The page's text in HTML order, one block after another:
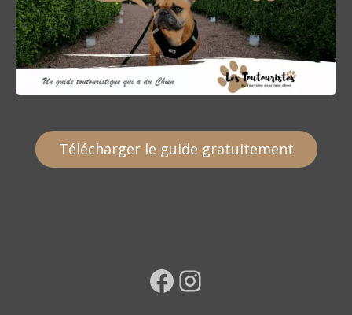
Télécharger le guide gratuitement
Facebook Instagram